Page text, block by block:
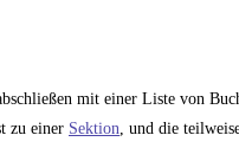
mit einer Liste von
zu einer Sektion, und die